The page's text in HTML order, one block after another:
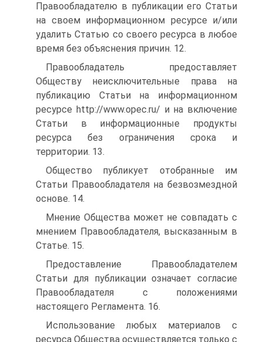
Правообладателю в публикации его Статьи
на своем информационном ресурсе и/или
удалить Статью со своего ресурса в любое
время без объяснения причин. 12.
Правообладатель предоставляет
Обществу неисключительные права на
публикацию Статьи на информационном
ресурсе http://www.opec.ru/ и на включение
Статьи в информационные продукты
ресурса без ограничения срока и
территории. 13.
Общество публикует отобранные им
Статьи Правообладателя на безвозмездной
основе. 14.
Мнение Общества может не совпадать с
мнением Правообладателя, высказанным в
Статье. 15.
Предоставление Правообладателем
Статьи для публикации означает согласие
Правообладателя с положениями
настоящего Регламента. 16.
Использование любых материалов с
ресурса Общества осуществляется только с